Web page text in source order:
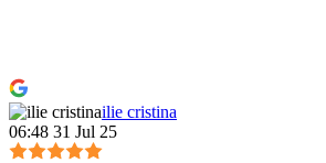
ilie cristina
06:48 31 Jul 25